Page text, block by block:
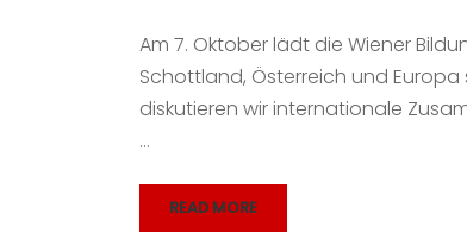
Am 7. Oktober lädt die Wiener
Schottland, Österreich und
diskutieren wir internationale
…
READ MORE